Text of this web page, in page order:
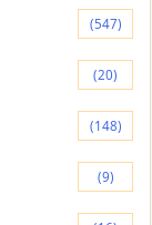
(547)
(20)
(148)
(9)